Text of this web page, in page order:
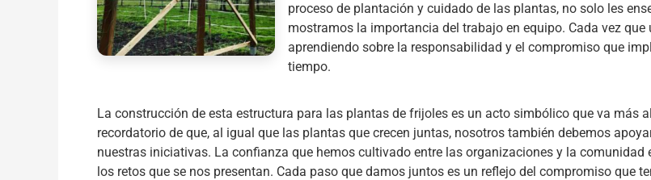
proceso de plantación y cuidado de las plantas, no solo les
mostramos la importancia del trabajo en equipo. Cada vez
aprendiendo sobre la responsabilidad y el compromiso que
tiempo.
La construcción de esta estructura para las plantas de frijoles es un acto simbólico que va más
recordatorio de que, al igual que las plantas que crecen juntas, nosotros también debemos
nuestras iniciativas. La confianza que hemos cultivado entre las organizaciones y la comunidad
los retos que se nos presentan. Cada paso que damos juntos es un reflejo del compromiso que